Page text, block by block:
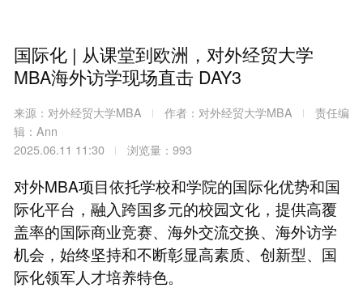
国际化 | 从课堂到欧洲，对外经贸大学
MBA海外访学现场直击 DAY3
来源：对外经贸大学MBA 作者：对外经贸大学MBA
责任编
辑：Ann
2025.06.11 11:30
浏览量：993
对外MBA项目依托学校和学院的国际化优势和国
际化平台，融入跨国多元的校园文化，提供高覆
盖率的国际商业竞赛、海外交流交换、海外访学
机会，始终坚持和不断彰显高素质、创新型、国
际化领军人才培养特色。